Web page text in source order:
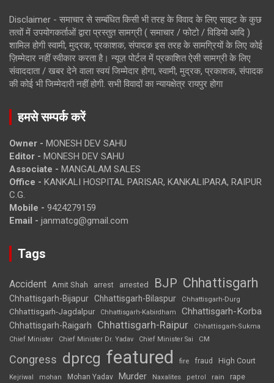
Disclaimer - समाचार से सम्बंधित किसी भी तरह के विवाद के लिए साइट के कुछ
तत्वों में उपयोगकर्ताओं द्वारा प्रस्तुत सामग्री ( समाचार / फोटो / विडियो आदि )
शामिल होगी स्वामी, मुद्रक, प्रकाशक, संपादक इस तरह के सामग्रियों के लिए कोई
ज़िम्मेदार नहीं स्वीकार करता है। न्यूज़ पोर्टल में प्रकाशित ऐसी सामग्री के लिए
संवाददाता / खबर देने वाला स्वयं जिम्मेदार होगा, स्वामी, मुद्रक, प्रकाशक, संपादक
की कोई भी जिम्मेदारी नहीं होगी. सभी विवादों का न्यायक्षेत्र रायपुर होगा
हमसे सम्पर्क करें
Owner - MONESH DEV SAHU
Editor - MONESH DEV SAHU
Associate - MANGALAM SALES
Office - KANKALI HOSPITAL PARISAR, KANKALIPARA, RAIPUR
C.G.
Mobile - 9424279159
Email - janmatcg@gmail.com
Tags
Accident Amit Shah arrest arrested BJP Chhattisgarh
Chhattisgarh-Bijapur Chhattisgarh-Bilaspur Chhattisgarh-Durg
Chhattisgarh-Jagdalpur Chhattisgarh-Kabirdham Chhattisgarh-Korba
Chhattisgarh-Raigarh Chhattisgarh-Raipur
Chhattisgarh-Sukma
Chief Minister
Chief Minister Dr. Yadav Chief Minister Sai CM
Congress dprcg featured fire fraud High Court
Kejriwal mohan Mohan Yadav Murder Naxalites petrol rain rape